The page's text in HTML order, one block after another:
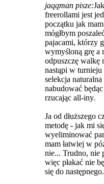
jaqqman pisze:
freerollami jest
początku jak
mógłbym
pajacami, którzy
wymyśloną grę a
odpuszczę walkę
nastąpi w turnieju
selekcja
nabudować
rzucając all-iny.
Ja od dłuższego
metodę - jak mi
wyeliminować
mam łatwiej w
nie... Trudno, nie
więc płakać nie
się do następnego.